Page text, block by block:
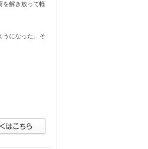
を解き放って軽
うになった。そ